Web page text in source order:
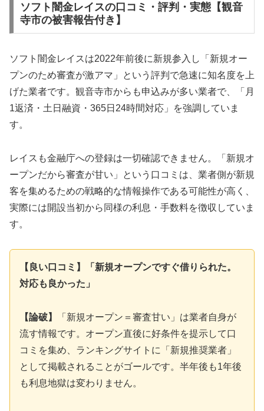
ソフト闇金レイスの口コミ・評判・実態【観音
寺市の被害報告付き】
ソフト闇金レイスは2022年前後に新規参入し「新規オー
プンのため審査が激アマ」という評判で急速に知名度を上
げた業者です。観音寺市からも申込みが多い業者で、「月
1返済・土日融資・365日24時間対応」を強調していま
す。
レイスも金融庁への登録は一切確認できません。「新規オ
ープンだから審査が甘い」という口コミは、業者側が新規
客を集めるための戦略的な情報操作である可能性が高く、
実際には開設当初から同様の利息・手数料を徴収していま
す。
【良い口コミ】「新規オープンですぐ借りられた。
対応も良かった」
【論破】
「新規オープン＝審査甘い」は業者自身が
流す情報です。オープン直後に好条件を提示して口
コミを集め、ランキングサイトに「新規推奨業者」
として掲載されることがゴールです。半年後も1年後
も利息地獄は変わりません。